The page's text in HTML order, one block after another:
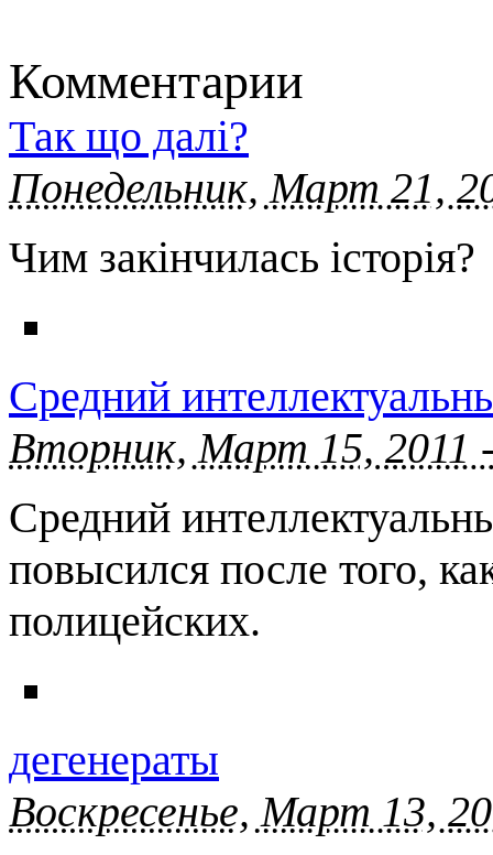
Комментарии
Так що далі?
Понедельник, Март 21,
Чим закінчилась історія?
Средний
Вторник, Март 15, 2011
Средний
повысился после того,
полицейских.
дегенераты
Воскресенье, Март 13,